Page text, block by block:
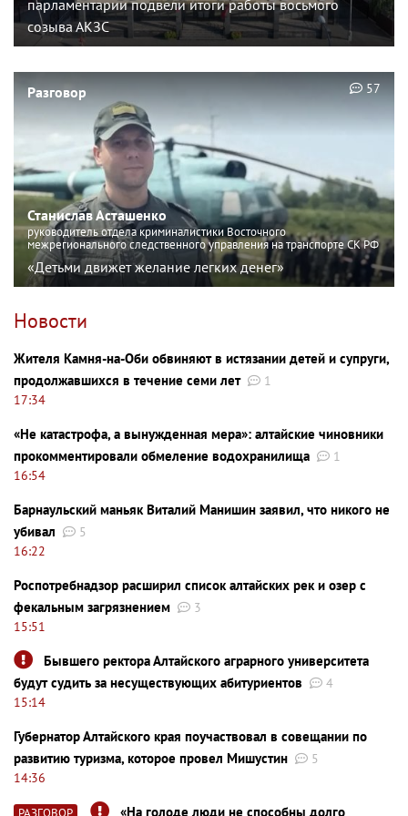
парламентарии подвели итоги работы восьмого
созыва АКЗС
Разговор
Станислав Асташенко
руководитель отдела криминалистики Восточного
межрегионального следственного управления на транспорте СК РФ
«Детьми движет желание легких денег»
57
Новости
Жителя Камня-на-Оби обвиняют в истязании детей и супруги,
продолжавшихся в течение семи лет
1
17:34
«Не катастрофа, а вынужденная мера»: алтайские чиновники
прокомментировали обмеление водохранилища
1
16:54
Барнаульский маньяк Виталий Манишин заявил, что никого не
убивал
5
16:22
Роспотребнадзор расширил список алтайских рек и озер с
фекальным загрязнением
3
15:51
Бывшего ректора Алтайского аграрного университета
будут судить за несуществующих абитуриентов
4
15:14
Губернатор Алтайского края поучаствовал в совещании по
развитию туризма, которое провел Мишустин
5
14:36
РАЗГОВОР «На голоде люди не способны долго